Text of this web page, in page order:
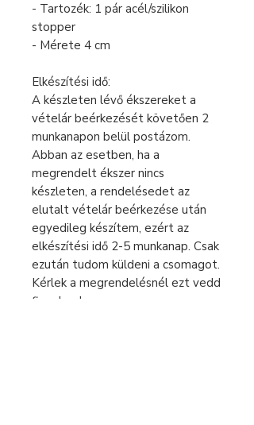
- Tartozék: 1 pár acél/szilikon
stopper
- Mérete 4 cm
Elkészítési idő:
A készleten lévő ékszereket a
vételár beérkezését követően 2
munkanapon belül postázom.
Abban az esetben, ha a
megrendelt ékszer nincs
készleten, a rendelésedet az
elutalt vételár beérkezése után
egyedileg készítem, ezért az
elkészítési idő 2-5 munkanap. Csak
ezután tudom küldeni a csomagot.
Kérlek a megrendelésnél ezt vedd
figyelembe.